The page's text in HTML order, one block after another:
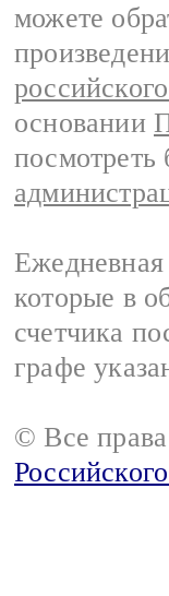
можете
основании
Ежедневная
которые в
счетчика
графе
© Все